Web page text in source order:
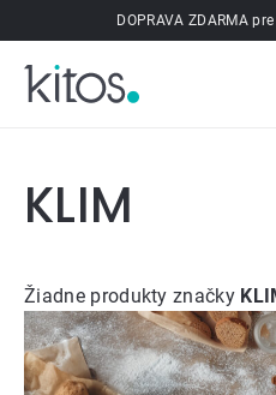
na
obsah
DOPRAVA ZDARMA
KLIM
Žiadne produkty značky